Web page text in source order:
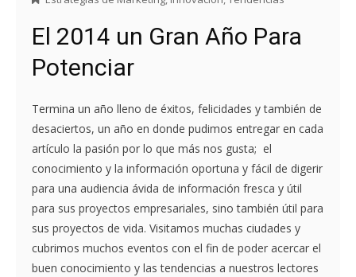
El 2014 un Gran Año Para
Potenciar
Termina un año lleno de éxitos, felicidades y también de
desaciertos, un año en donde pudimos entregar en cada
artículo la pasión por lo que más nos gusta; el
conocimiento y la información oportuna y fácil de digerir
para una audiencia ávida de información fresca y útil
para sus proyectos empresariales, sino también útil para
sus proyectos de vida. Visitamos muchas ciudades y
cubrimos muchos eventos con el fin de poder acercar el
buen conocimiento y las tendencias a nuestros lectores